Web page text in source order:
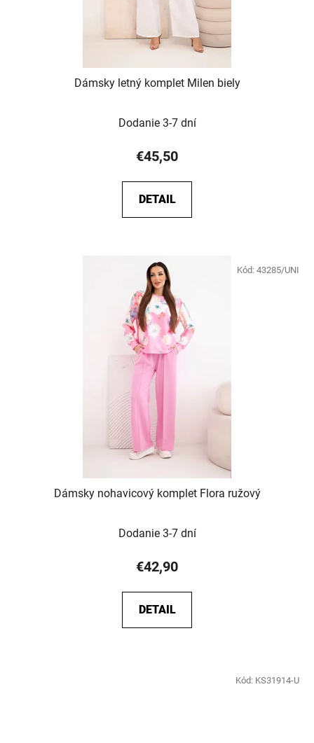
Dámsky letný komplet Milen biely
Dodanie 3-7 dní
€45,50
DETAIL
Dámsky nohavicový komplet Flora ružový
Dodanie 3-7 dní
€42,90
DETAIL
Kód: 43285/UNI
Kód: KS31914-U